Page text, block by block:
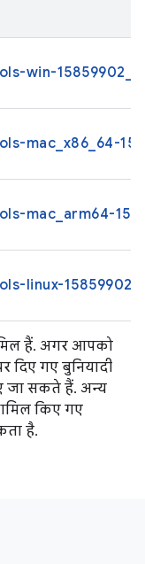
win-
mac_x86_64-
mac_arm64-
linux-
हैं. अगर आपको
दिए गए बुनियादी
जा सकते हैं. अन्य
किए गए
है.